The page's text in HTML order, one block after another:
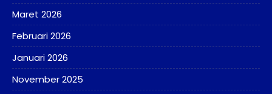
Maret 2026
Februari 2026
Januari 2026
November 2025